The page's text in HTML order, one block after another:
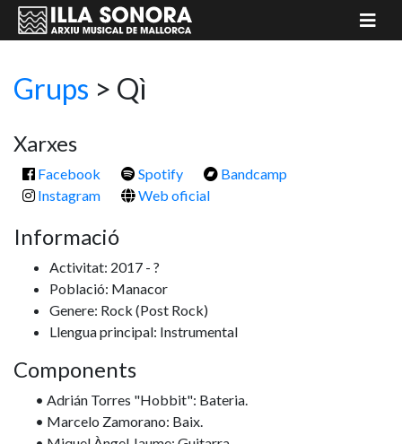
Grups > Qì
Xarxes
Facebook Spotify
Bandcamp
Instagram
Web oficial
Informació
Activitat: 2017 - ?
Població: Manacor
Genere: Rock (Post Rock)
Llengua principal: Instrumental
Components
• Adrián Torres "Hobbit": Bateria.
• Marcelo Zamorano: Baix.